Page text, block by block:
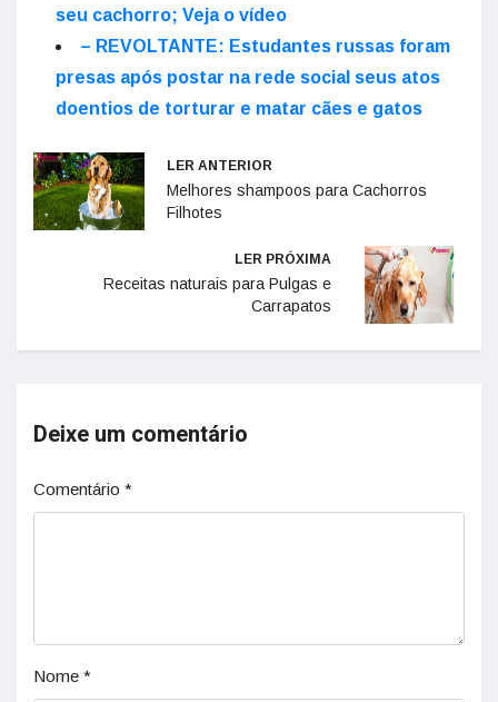
seu cachorro; Veja o vídeo
– REVOLTANTE: Estudantes russas foram
presas após postar na rede social seus atos
doentios de torturar e matar cães e gatos
LER ANTERIOR
Melhores shampoos para Cachorros
Filhotes
LER PRÓXIMA
Receitas naturais para Pulgas e
Carrapatos
Deixe um comentário
Comentário *
Nome *